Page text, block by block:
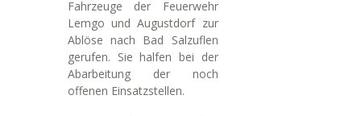
Fahrzeuge der Feuerwehr
Lemgo und Augustdorf zur
Ablöse nach Bad Salzuflen
gerufen. Sie halfen bei der
Abarbeitung der noch
offenen Einsatzstellen.